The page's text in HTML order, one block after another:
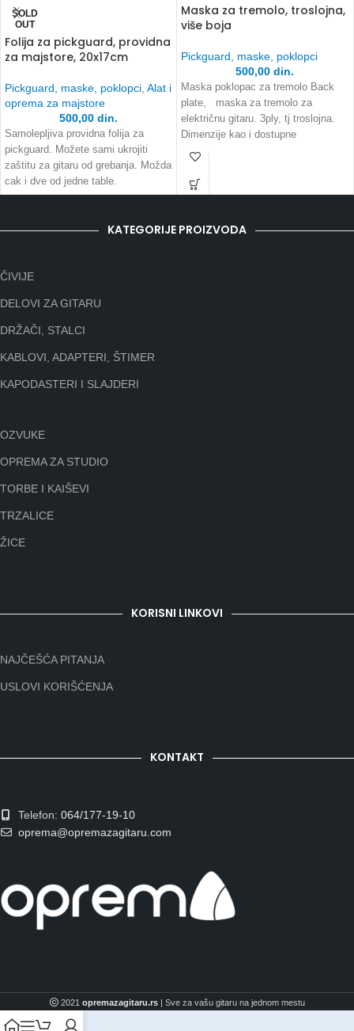
SOLD
OUT
Folija za pickguard, providna
za majstore, 20x17cm
Pickguard, maske, poklopci, Alat i
oprema za majstore
500,00 din.
Samolepljiva providna folija za
pickguard. Možete sami ukrojiti
zaštitu za gitaru od grebanja. Možda
cak i dve od jedne table.
Maska za tremolo, troslojna,
više boja
Pickguard, maske, poklopci
500,00 din.
Maska poklopac za tremolo Back
plate, maska za tremolo za
električnu gitaru. 3ply, tj troslojna.
Dimenzije kao i dostupne
KATEGORIJE PROIZVODA
ČIVIJE
DELOVI ZA GITARU
DRŽAČI, STALCI
KABLOVI, ADAPTERI, ŠTIMER
KAPODASTERI I SLAJDERI
OZVUKE
OPREMA ZA STUDIO
TORBE I KAIŠEVI
TRZALICE
ŽICE
KORISNI LINKOVI
NAJČEŠĆA PITANJA
USLOVI KORIŠĆENJA
KONTAKT
Telefon: 064/177-19-10
oprema@opremazagitaru.com
2021 opremazagitaru.rs| Sve za vašu gitaru na jednom mestu